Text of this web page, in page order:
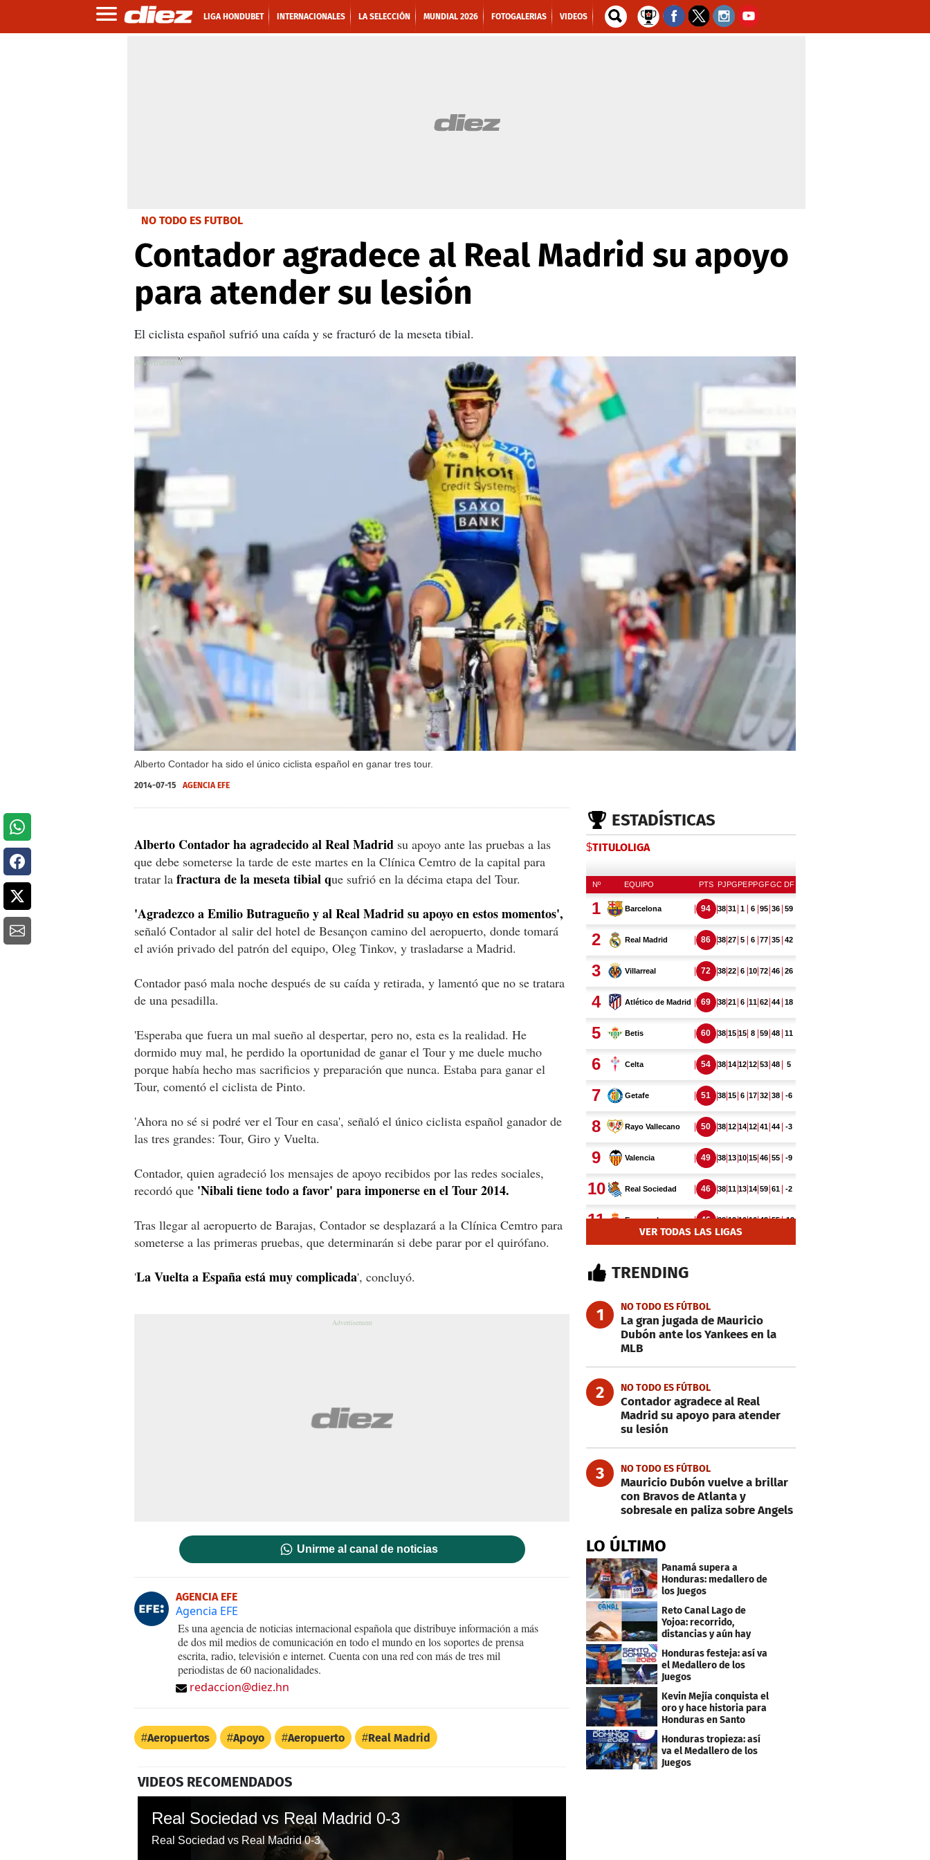
LIGA HONDUBET INTERNACIONALES LA SELECCIÓN MUNDIAL 2026 FOTOGALERIAS VIDEOS
NO TODO ES FUTBOL
Contador agradece al Real Madrid su apoyo
para atender su lesión
El ciclista español sufrió una caída y se fracturó de la meseta tibial.
Alberto Contador ha sido el único ciclista español en ganar tres tour.
X
2014-07-15 AGENCIA EFE
Alberto Contador ha agradecido al Real Madrid su apoyo ante las pruebas a las
que debe someterse la tarde de este martes en la Clínica Cemtro de la capital para
tratar la fractura de la meseta tibial que sufrió en la décima etapa del Tour.
'Agradezco a Emilio Butragueño y al Real Madrid su apoyo en estos momentos',
señaló Contador al salir del hotel de Besançon camino del aeropuerto, donde tomará
el avión privado del patrón del equipo, Oleg Tinkov, y trasladarse a Madrid.
Contador pasó mala noche después de su caída y retirada, y lamentó que no se tratara
de una pesadilla.
'Esperaba que fuera un mal sueño al despertar, pero no, esta es la realidad. He
dormido muy mal, he perdido la oportunidad de ganar el Tour y me duele mucho
porque había hecho mas sacrificios y preparación que nunca. Estaba para ganar el
Tour, comentó el ciclista de Pinto.
'Ahora no sé si podré ver el Tour en casa', señaló el único ciclista español ganador de
las tres grandes: Tour, Giro y Vuelta.
Contador, quien agradeció los mensajes de apoyo recibidos por las redes sociales,
recordó que 'Nibali tiene todo a favor' para imponerse en el Tour 2014.
Tras llegar al aeropuerto de Barajas, Contador se desplazará a la Clínica Cemtro para
someterse a las primeras pruebas, que determinarán si debe parar por el quirófano.
'La Vuelta a España está muy complicada', concluyó.
Unirme al canal de noticias
AGENCIA EFE
Agencia EFE
Es una agencia de noticias internacional española que distribuye información a más
de dos mil medios de comunicación en todo el mundo en los soportes de prensa
escrita, radio, televisión e internet. Cuenta con una red con más de tres mil
periodistas de 60 nacionalidades.
redaccion@diez.hn
Aeropuertos Apoyo Aeropuerto Real Madrid
VIDEOS RECOMENDADOS
Real Sociedad vs Real Madrid 0-3
Real Sociedad vs Real Madrid 0-3
ESTADÍSTICAS
$TITULOLIGA
VER TODAS LAS LIGAS
TRENDING
1 NO TODO ES FÚTBOL
La gran jugada de Mauricio
Dubón ante los Yankees en la
MLB
2 NO TODO ES FÚTBOL
Contador agradece al Real
Madrid su apoyo para atender
su lesión
3 NO TODO ES FÚTBOL
Mauricio Dubón vuelve a brillar
con Bravos de Atlanta y
sobresale en paliza sobre Angels
LO ÚLTIMO
Panamá supera a
Honduras: medallero de
los Juegos
Centroamericanos
Reto Canal Lago de
Yojoa: recorrido,
distancias y aún hay
Honduras festeja: así va
el Medallero de los
Juegos
Centroamericanos y
Caribe 2026
Kevin Mejía conquista el
oro y hace historia para
Honduras en Santo
Honduras tropieza: así
va el Medallero de los
Juegos